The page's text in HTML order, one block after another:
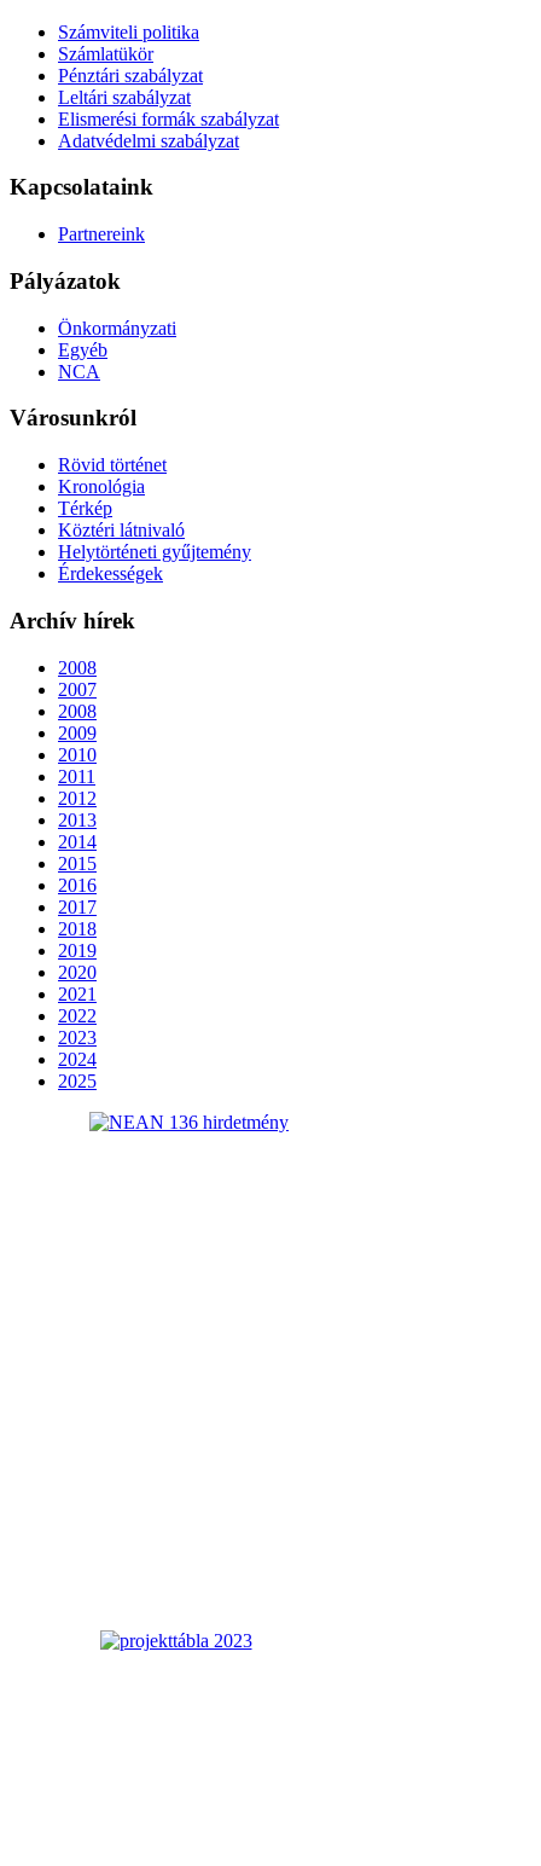
Számviteli politika
Számlatükör
Pénztári szabályzat
Leltári szabályzat
Elismerési formák szabályzat
Adatvédelmi szabályzat
Kapcsolataink
Partnereink
Pályázatok
Önkormányzati
Egyéb
NCA
Városunkról
Rövid történet
Kronológia
Térkép
Köztéri látnivaló
Helytörténeti gyűjtemény
Érdekességek
Archív hírek
2008
2007
2008
2009
2010
2011
2012
2013
2014
2015
2016
2017
2018
2019
2020
2021
2022
2023
2024
2025